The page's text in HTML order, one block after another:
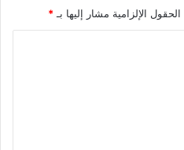
الحقول الإلزامية مشار إليها بـ *